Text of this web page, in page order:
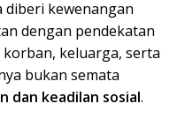
kewenangan
dengan pendekatan
keluarga, serta
bukan semata
dan keadilan sosial.